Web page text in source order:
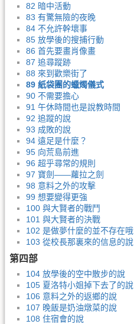
82 暗中活動
83 有驚無險的夜晚
84 不允許幹壞事
85 放學後的搜捕行動
86 首先要畫肖像畫
87 追尋蹤跡
88 來到歡樂街了
89 紙袋團的蠟燭儀式
90 不需要擔心
91 午休時間也是說教時間
92 追蹤的說
93 成敗的說
94 遠足是什麼？
95 向荒島前進
96 超乎尋常的規則
97 寶劍——蘿拉之劍
98 意料之外的攻擊
99 想要變得更強
100 與大賢者的戰鬥
101 與大賢者的決戰
102 是做夢什麼的並不存在哦
103 從校長那裏來的信息的說
第四部
104 放學後的空中散步的說
105 夏洛特小姐掉下去了的說
106 意料之外的返鄉的說
107 晚飯是奶油燉菜的說
108 住宿會的說